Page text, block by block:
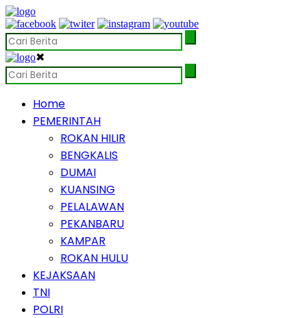
✖
Home
PEMERINTAH
ROKAN HILIR
BENGKALIS
DUMAI
KUANSING
PELALAWAN
PEKANBARU
KAMPAR
ROKAN HULU
KEJAKSAAN
TNI
POLRI